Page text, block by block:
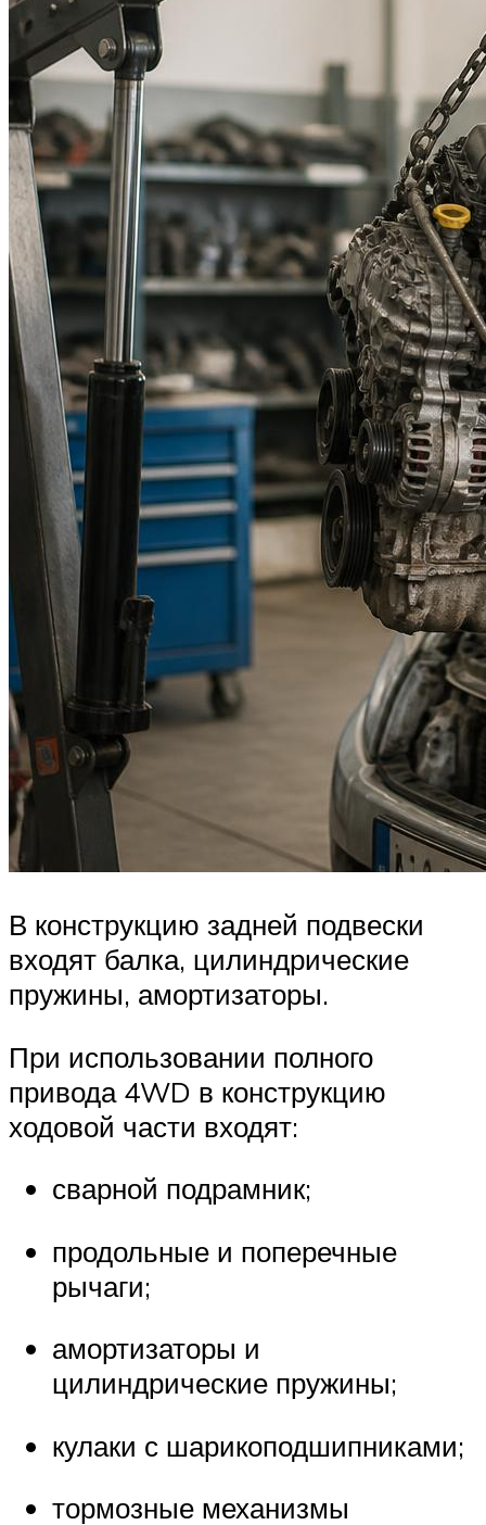
В конструкцию задней подвески
входят балка, цилиндрические
пружины, амортизаторы.
При использовании полного
привода 4WD в конструкцию
ходовой части входят:
сварной подрамник;
продольные и поперечные
рычаги;
амортизаторы и
цилиндрические пружины;
кулаки с шарикоподшипниками;
тормозные механизмы